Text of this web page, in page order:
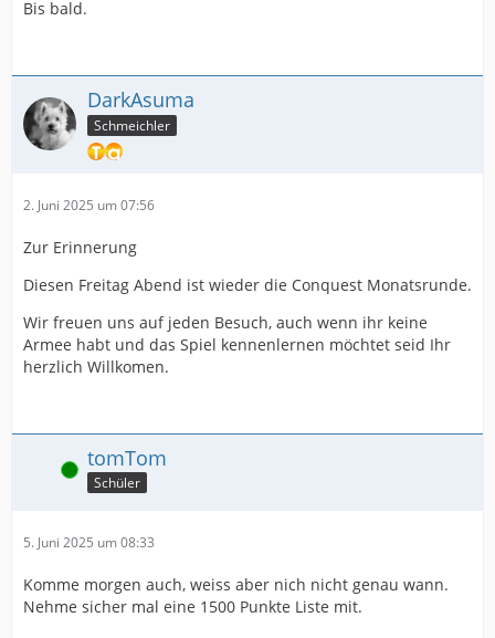
Bis bald.
DarkAsuma
Schmeichler
2. Juni 2025 um 07:56
Zur Erinnerung
Diesen Freitag Abend ist wieder die Conquest Monatsrunde.
Wir freuen uns auf jeden Besuch, auch wenn ihr keine
Armee habt und das Spiel kennenlernen möchtet seid Ihr
herzlich Willkomen.
Online tomTom
Schüler
5. Juni 2025 um 08:33
Komme morgen auch, weiss aber nich nicht genau wann.
Nehme sicher mal eine 1500 Punkte Liste mit.